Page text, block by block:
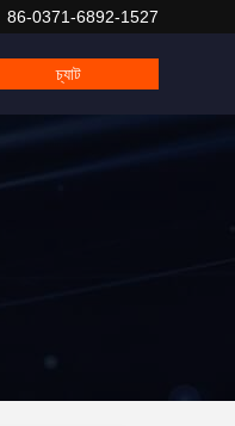
86-0371-6892-1527
চ্যাট